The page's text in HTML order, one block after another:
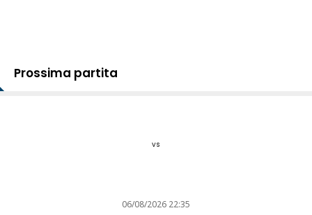
Prossima partita
vs
06/08/2026 22:35